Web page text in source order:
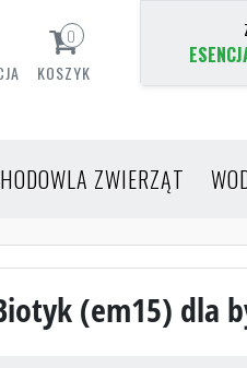
KOSZYK
0
ZWIERZĄT
(em15) dla